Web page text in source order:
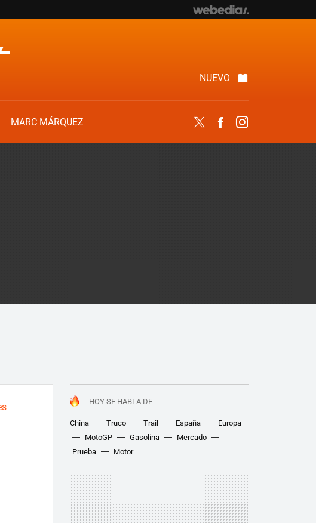
NUEVO
MARC MÁRQUEZ
Twitter Facebook
HOY SE HABLA DE
China Truco Trail España
Europa
MotoGP
Gasolina
Mercado
Prueba
Motor